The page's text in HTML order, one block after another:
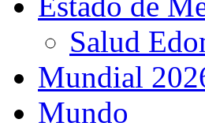
Salud
Mundial
Mundo